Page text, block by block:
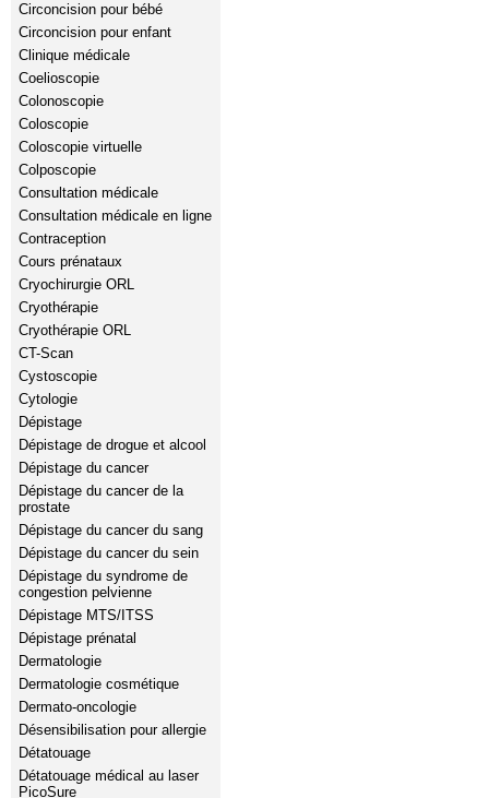
Circoncision pour bébé
Circoncision pour enfant
Clinique médicale
Coelioscopie
Colonoscopie
Coloscopie
Coloscopie virtuelle
Colposcopie
Consultation médicale
Consultation médicale en ligne
Contraception
Cours prénataux
Cryochirurgie ORL
Cryothérapie
Cryothérapie ORL
CT-Scan
Cystoscopie
Cytologie
Dépistage
Dépistage de drogue et alcool
Dépistage du cancer
Dépistage du cancer de la
prostate
Dépistage du cancer du sang
Dépistage du cancer du sein
Dépistage du syndrome de
congestion pelvienne
Dépistage MTS/ITSS
Dépistage prénatal
Dermatologie
Dermatologie cosmétique
Dermato-oncologie
Désensibilisation pour allergie
Détatouage
Détatouage médical au laser
PicoSure